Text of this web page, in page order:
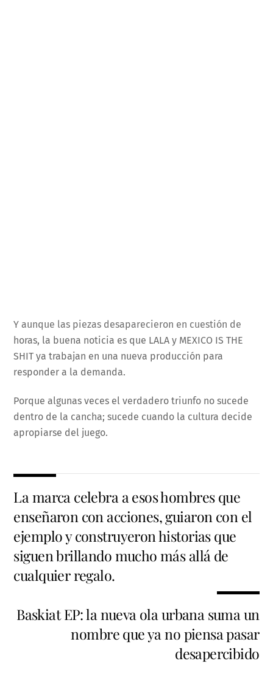
Y aunque las piezas desaparecieron en cuestión de
horas, la buena noticia es que LALA y MEXICO IS THE
SHIT ya trabajan en una nueva producción para
responder a la demanda.
Porque algunas veces el verdadero triunfo no sucede
dentro de la cancha; sucede cuando la cultura decide
apropiarse del juego.
La marca celebra a esos hombres que
enseñaron con acciones, guiaron con el
ejemplo y construyeron historias que
siguen brillando mucho más allá de
cualquier regalo.
Baskiat EP: la nueva ola urbana suma un
nombre que ya no piensa pasar
desapercibido